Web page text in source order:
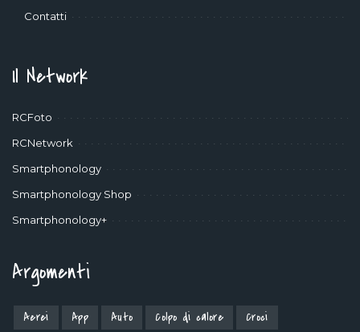
Contatti
Il Network
RCFoto
RCNetwork
Smartphonology
Smartphonology Shop
Smartphonology+
Argomenti
Aerei App Auto Colpo di calore
Croci